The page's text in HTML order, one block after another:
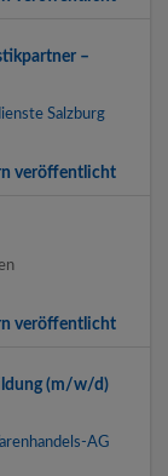
–
Salzburg
veröffentlicht
veröffentlicht
(m/w/d)
AG